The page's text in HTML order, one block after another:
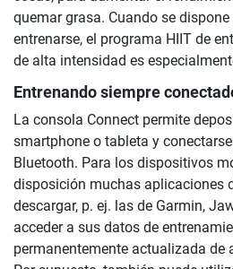
quemar grasa. Cuando se
entrenarse, el programa HIIT de
de alta intensidad es
Entrenando siempre
La consola Connect permite
smartphone o tableta y
Bluetooth. Para los dispositivos
disposición muchas aplicaciones
descargar, p. ej. las de Garmin,
acceder a sus datos de
permanentemente actualizada de